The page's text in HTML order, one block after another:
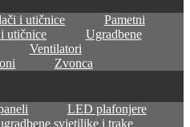
i utičnice
Pametni
utičnice
Ugradbene
Ventilatori
Zvonca
LED plafonjere
svjetiljke i trake